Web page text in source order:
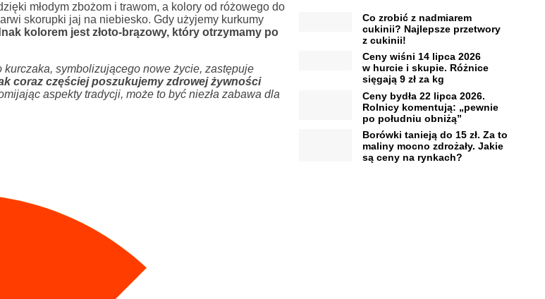
młodym zbożom i trawom, a kolory od różowego do
skorupki jaj na niebiesko. Gdy użyjemy kurkumy
kolorem jest złoto-brązowy, który otrzymamy po
symbolizującego nowe życie, zastępuje
coraz częściej poszukujemy zdrowej żywności
aspekty tradycji, może to być niezła zabawa dla
Co zrobić z nadmiarem
cukinii? Najlepsze przetwory
z cukinii!
Ceny wiśni 14 lipca 2026
w hurcie i skupie. Różnice
sięgają 9 zł za kg
Ceny bydła 22 lipca 2026.
Rolnicy komentują: „pewnie
po południu obniżą”
Borówki tanieją do 15 zł. Za to
maliny mocno zdrożały. Jakie
są ceny na rynkach?